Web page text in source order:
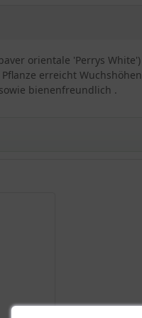
orientale 'Perrys
erreicht
bienenfreundlich .
Mohns
'Perrys White'
White'